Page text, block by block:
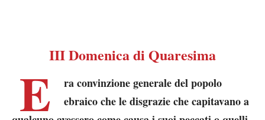
III Domenica di Quaresima
E
ra convinzione generale del popolo
ebraico che le disgrazie che capitavano a